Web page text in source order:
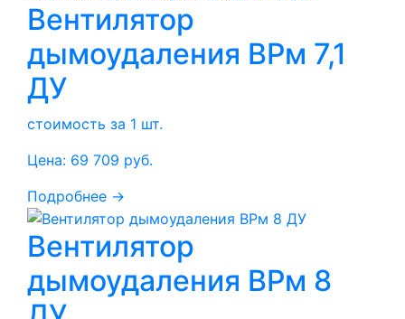
Вентилятор
дымоудаления ВРм 7,1
ДУ
стоимость за 1 шт.
Цена: 69 709 руб.
Подробнее →
Вентилятор
дымоудаления ВРм 8